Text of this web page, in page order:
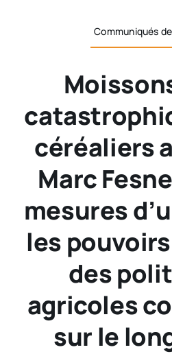
Communiqués
céréaliers
Marc
mesures
les
des
agricoles
sur le